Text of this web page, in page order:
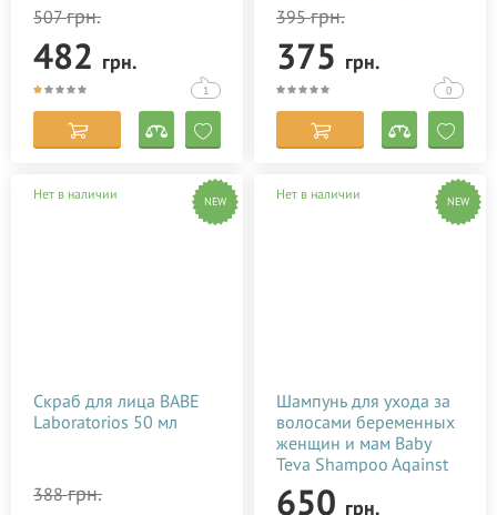
507грн.
482 грн.
1
395грн.
375 грн.
0
Нет в наличии NEW
Скраб для лица BABE
Laboratorios 50 мл
388грн.
Нет в наличии NEW
Шампунь для ухода за
волосами беременных
женщин и мам Baby
Teva Shampoo Against
Hair Loss 250 мл
650 грн.